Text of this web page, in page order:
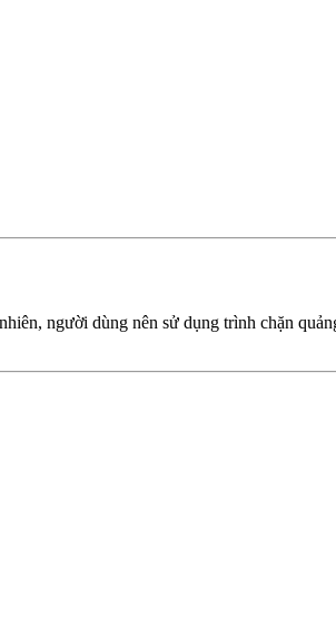
người dùng nên sử dụng trình chặn